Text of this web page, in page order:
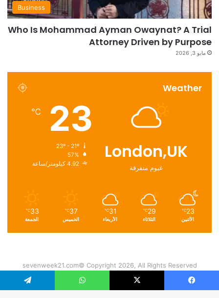
Business
Who Is Mohammad Ayman Owaynat? A Trial
Attorney Driven by Purpose
مايو 3, 2026
Weather
London,UK
غيوم متفرقة
23
℃
57%
4.92 كيلومتر/ساعة
23
℃
الأثنين
29
℃
الثلاثاء
31
℃
الأربعاء
37
℃
الخميس
33
℃
الجمعة
sevenweek21.com© Copyright 2026, All Rights Reserved
Home
Culture
Entertainment & Arts
فيسبوك ‫X واتساب تيلقرام